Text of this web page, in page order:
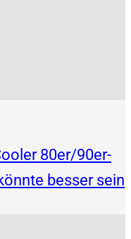
80er/90er-
besser sein